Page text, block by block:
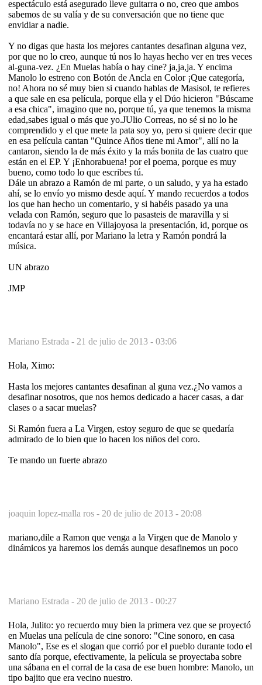
espectáculo está asegurado lleve guitarra o no, creo que ambos
sabemos de su valía y de su conversación que no tiene que
envidiar a nadie.
Y no digas que hasta los mejores cantantes desafinan alguna vez,
por que no lo creo, aunque tú nos lo hayas hecho ver en tres veces
al-guna-vez. ¿En Muelas había o hay cine? ja,ja,ja. Y encima
Manolo lo estreno con Botón de Ancla en Color ¡Que categoría,
no! Ahora no sé muy bien si cuando hablas de Masisol, te refieres
a que sale en esa película, porque ella y el Dúo hicieron "Búscame
a esa chica", imagino que no, porque tú, ya que tenemos la misma
edad,sabes igual o más que yo.JUlio Correas, no sé si no lo he
comprendido y el que mete la pata soy yo, pero si quiere decir que
en esa película cantan "Quince Años tiene mi Amor", allí no la
cantaron, siendo la de más éxito y la más bonita de las cuatro que
están en el EP. Y ¡Enhorabuena! por el poema, porque es muy
bueno, como todo lo que escribes tú.
Dále un abrazo a Ramón de mi parte, o un saludo, y ya ha estado
ahí, se lo envío yo mismo desde aquí. Y mando recuerdos a todos
los que han hecho un comentario, y si habéis pasado ya una
velada con Ramón, seguro que lo pasasteis de maravilla y si
todavía no y se hace en Villajoyosa la presentación, id, porque os
encantará estar allí, por Mariano la letra y Ramón pondrá la
música.
UN abrazo
JMP
Mariano Estrada - 21 de julio de 2013 - 03:06
Hola, Ximo:
Hasta los mejores cantantes desafinan al guna vez.¿No vamos a
desafinar nosotros, que nos hemos dedicado a hacer casas, a dar
clases o a sacar muelas?
Si Ramón fuera a La Virgen, estoy seguro de que se quedaría
admirado de lo bien que lo hacen los niños del coro.
Te mando un fuerte abrazo
joaquin lopez-malla ros - 20 de julio de 2013 - 20:08
mariano,dile a Ramon que venga a la Virgen que de Manolo y
dinámicos ya haremos los demás aunque desafinemos un poco
Mariano Estrada - 20 de julio de 2013 - 00:27
Hola, Julito: yo recuerdo muy bien la primera vez que se proyectó
en Muelas una película de cine sonoro: "Cine sonoro, en casa
Manolo", Ese es el slogan que corrió por el pueblo durante todo el
santo día porque, efectivamente, la película se proyectaba sobre
una sábana en el corral de la casa de ese buen hombre: Manolo, un
tipo bajito que era vecino nuestro.